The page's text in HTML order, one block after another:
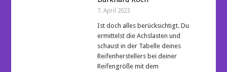
7. April 2023
Ist doch alles berücksichtigt. Du
ermittelst die Achslasten und
schaust in der Tabelle deines
Reifenherstellers bei deiner
Reifengröße mit dem